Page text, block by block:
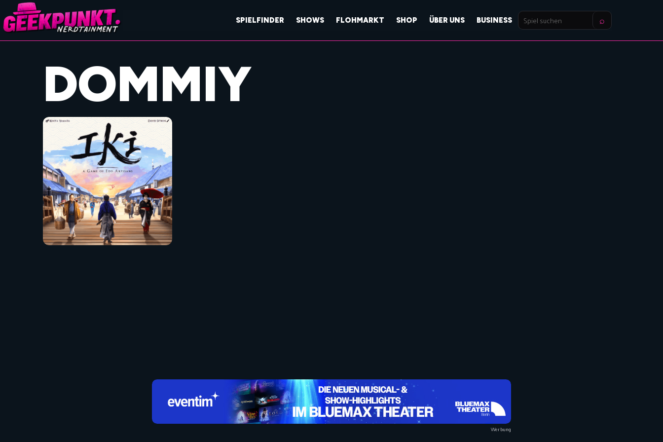
SPIELFINDER SHOWS FLOHMARKT SHOP ÜBER UNS BUSINESS
Spiel
suchen
⌕
DOMMIY
Werbung